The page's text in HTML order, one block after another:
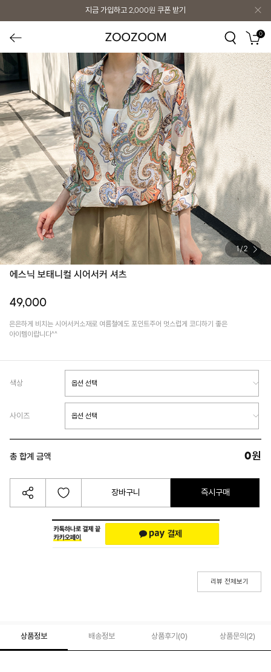
지금 가입하고 2,000원 쿠폰 받기
0
1/ 2
에스닉 보태니컬 시어서커 셔츠
49,000
은은하게 비치는 시어서커소재로 여름철에도 포인트주어 멋스럽게 코디하기 좋은
아이템이랍니다^^
색상
사이즈
총 합계 금액 0원
장바구니 즉시구매
리뷰 전체보기
상품정보 배송정보 상품후기(0) 상품문의 (2)